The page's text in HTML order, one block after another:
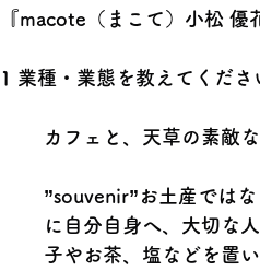
『macote（まこて）小松 優
1 業種・業態を教えてくださ
カフェと、天草の素敵
”souvenir”お土産では
に自分自身へ、大切な
子やお茶、塩などを置い